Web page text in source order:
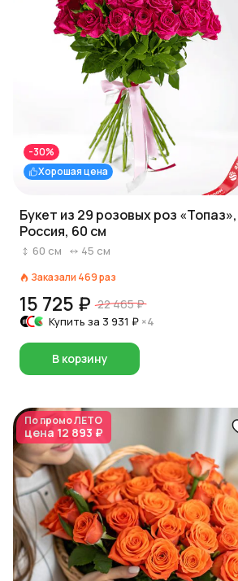
Хорошая цена
-30%
Букет из 29 розовых роз «Топаз»,
Россия, 60 см
60 см 45 см
Заказали 469раз
15 725 ₽ 22 465 ₽
Купить за 3 931 ₽ ×4
В корзину
По промоЛЕТО
цена 12 893 ₽